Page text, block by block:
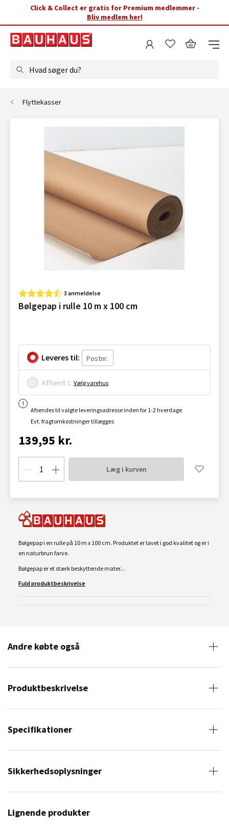
Click & Collect er gratis for Premium medlemmer -
Bliv medlem her!
Hvad søger du?
Flyttekasser
3 anmeldelse
Bølgepap i rulle 10 m x 100 cm
Leveres til:
Afhent i: Vælg varehus
Afsendes til valgte leveringsadresse inden for 1-2 hverdage
Evt. fragtomkostninger tillægges
139,95 kr.
Læg i kurven
Bølgepap i en rulle på 10 m x 100 cm. Produktet er lavet i god kvalitet og er i
en naturbrun farve.
Bølgepap er et stærk beskyttende mater...
Fuld produktbeskrivelse
Andre købte også
Produktbeskrivelse
Specifikationer
Sikkerhedsoplysninger
Lignende produkter